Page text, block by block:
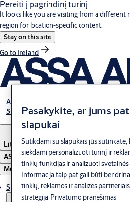
Pereiti į pagrindinį turinį
It looks like you are visiting from a different
region for location-specific content.
Stay on this site
Go to Ireland
Apie mus
Susisiekite su mumis
Lithuania·Lietuvių
ASSA ABLOY Group
Meniu
Sprendimai
Pasakykite, ar jums
slapukai
Sutikdami su slapukais jūs sutinkate,
siekdami personalizuoti turinį ir
tinklų funkcijas ir analizuoti
Informacija taip pat gali būti
tinklų, reklamos ir analizės
strategija Privatumo pranešimas